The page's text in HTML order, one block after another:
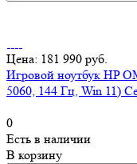
Цена: 181 990 руб.
Игровой ноутбук HP
5060, 144 Гц, Win 11)
0
Есть в наличии
В корзину